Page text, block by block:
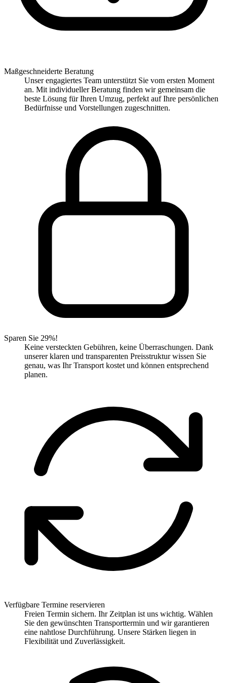
Maßgeschneiderte Beratung
Unser engagiertes Team unterstützt Sie vom ersten Moment
an. Mit individueller Beratung finden wir gemeinsam die
beste Lösung für Ihren Umzug, perfekt auf Ihre persönlichen
Bedürfnisse und Vorstellungen zugeschnitten.
Sparen Sie 29%!
Keine versteckten Gebühren, keine Überraschungen. Dank
unserer klaren und transparenten Preisstruktur wissen Sie
genau, was Ihr Transport kostet und können entsprechend
planen.
Verfügbare Termine reservieren
Freien Termin sichern. Ihr Zeitplan ist uns wichtig. Wählen
Sie den gewünschten Transporttermin und wir garantieren
eine nahtlose Durchführung. Unsere Stärken liegen in
Flexibilität und Zuverlässigkeit.